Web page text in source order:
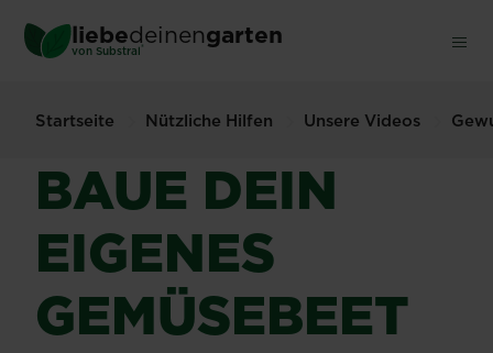
main
liebedeinengarten
von Substral ®
Startseite Nützliche Hilfen Unsere Videos
BAUE DEIN
EIGENES
GEMÜSEBEET